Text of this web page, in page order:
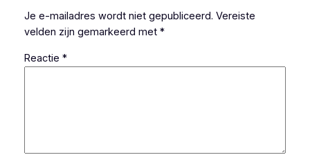
Je e-mailadres wordt niet gepubliceerd. Vereiste
velden zijn gemarkeerd met *
Reactie *